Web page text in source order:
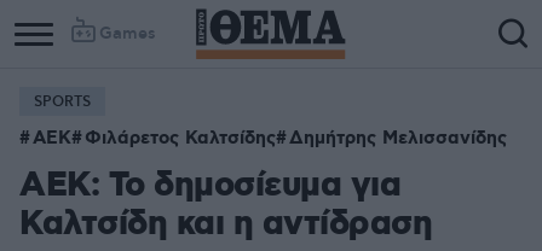
Games
SPORTS
ΑΕΚ Φιλάρετος Καλτσίδης Δημήτρης Μελισσανίδης
ΑΕΚ: Το δημοσίευμα για
Καλτσίδη και η αντίδραση